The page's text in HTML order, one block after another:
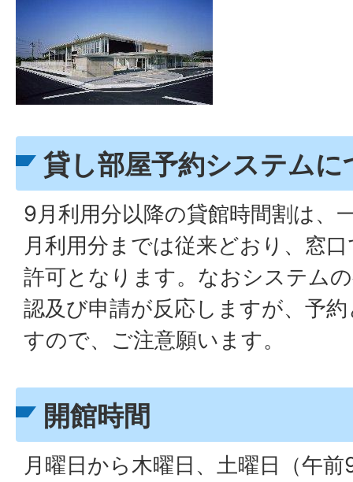
貸し部屋予約システム
9月利用分以降の貸館時間割は、
月利用分までは従来どおり、窓
許可となります。なおシステム
認及び申請が反応しますが、予
すので、ご注意願います。
開館時間
月曜日から木曜日、土曜日（午